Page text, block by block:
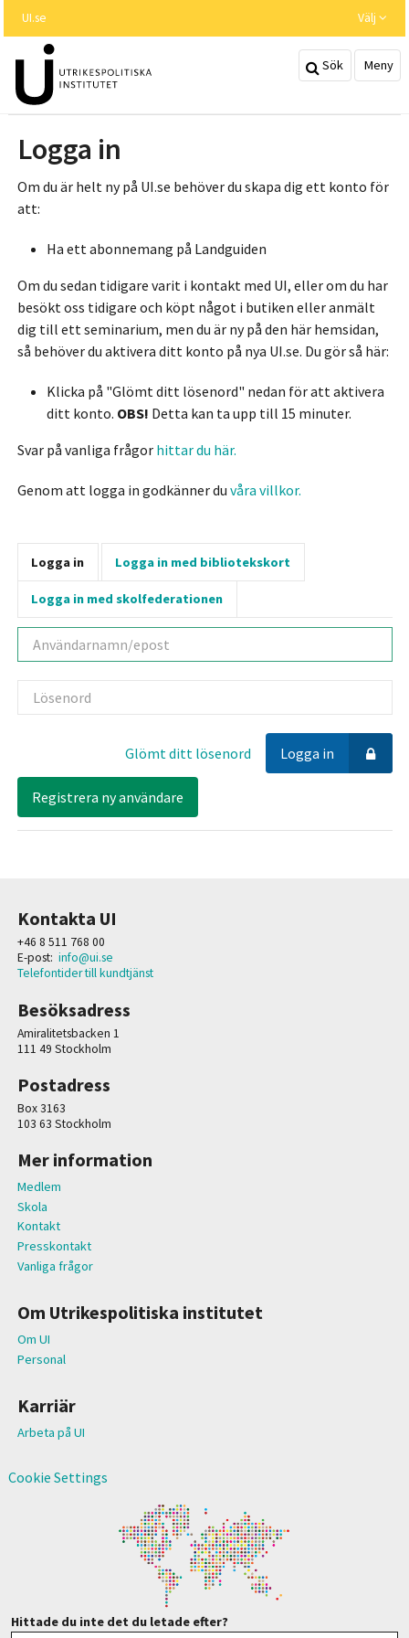
huvudinnehållet
UI.se Välj
Sök Meny
Logga in
Om du är helt ny på UI.se behöver du skapa dig ett konto för
att:
Ha ett abonnemang på Landguiden
Om du sedan tidigare varit i kontakt med UI, eller om du har
besökt oss tidigare och köpt något i butiken eller anmält
dig till ett seminarium, men du är ny på den här hemsidan,
så behöver du aktivera ditt konto på nya UI.se. Du gör så här:
Klicka på "Glömt ditt lösenord" nedan för att aktivera
ditt konto. OBS! Detta kan ta upp till 15 minuter.
Svar på vanliga frågor hittar du här.
Genom att logga in godkänner du våra villkor.
Logga in Logga in med bibliotekskort
Logga in med skolfederationen
Användarnamn
Lösenord
Logga in
Glömt ditt lösenord
Registrera ny användare
Kontakta UI
+46 8 511 768 00
E-post: info@ui.se
Telefontider till kundtjänst
Besöksadress
Amiralitetsbacken 1
111 49 Stockholm
Postadress
Box 3163
103 63 Stockholm
Mer information
Medlem
Skola
Kontakt
Presskontakt
Vanliga frågor
Om Utrikespolitiska institutet
Om UI
Personal
Karriär
Arbeta på UI
Cookie Settings
Hittade du inte det du letade efter?